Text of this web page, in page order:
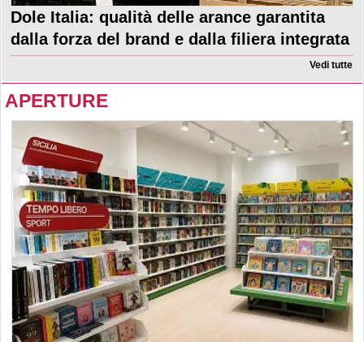
Dole Italia: qualità delle arance garantita
dalla forza del brand e dalla filiera integrata
Vedi tutte
APERTURE